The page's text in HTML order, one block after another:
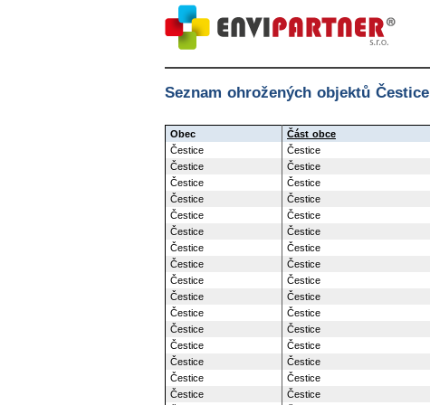
Seznam ohrožených objektů Čestice
Obec Část obce
Čestice
Čestice
Čestice
Čestice
Čestice
Čestice
Čestice
Čestice
Čestice
Čestice
Čestice
Čestice
Čestice
Čestice
Čestice
Čestice
Čestice
Čestice
Čestice
Čestice
Čestice
Čestice
Čestice
Čestice
Čestice
Čestice
Čestice
Čestice
Čestice
Čestice
Čestice
Čestice